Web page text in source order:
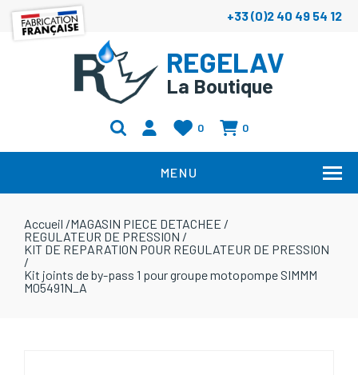
+33 (0)2 40 49 54 12
REGELAV
La Boutique
0 0
MENU
Accueil /MAGASIN PIECE DETACHEE /
REGULATEUR DE PRESSION /
KIT DE REPARATION POUR REGULATEUR DE PRESSION
/
Kit joints de by-pass 1 pour groupe motopompe SIMMM
M05491N_A